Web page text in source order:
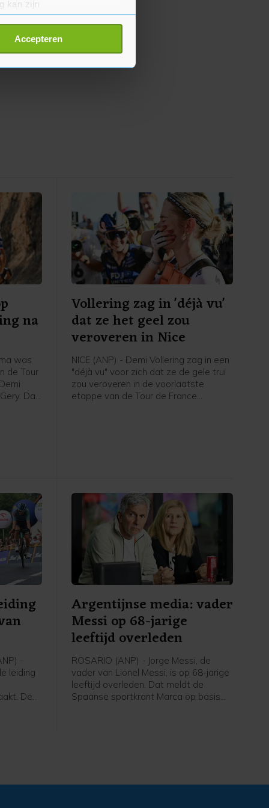
kan zijn
detailgedeelte
Accepteren
na
was
de Tour
Dat
Vollering zag in 'déjà vu'
dat ze het geel zou
veroveren in Nice
NICE (ANP) - Demi Vollering zag in een
"déjà vu" voor zich dat ze de gele trui
zou veroveren in de voorlaatste
etappe van de Tour de France
seconden voorsprong op de Poolse
Kasia Niewiadoma.
-
leiding
De
Argentijnse media: vader
Messi op 68-jarige
leeftijd overleden
ROSARIO (ANP) - Jorge Messi, de
vader van Lionel Messi, is op 68-jarige
leeftijd overleden. Dat meldt de
Spaanse sportkrant Marca op basis